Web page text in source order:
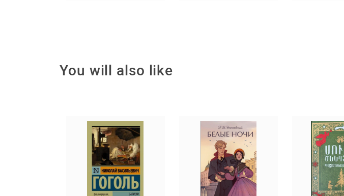
You will also like